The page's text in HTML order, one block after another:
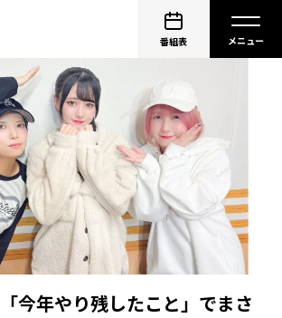
番組表
今年やり残したこと」でまさ